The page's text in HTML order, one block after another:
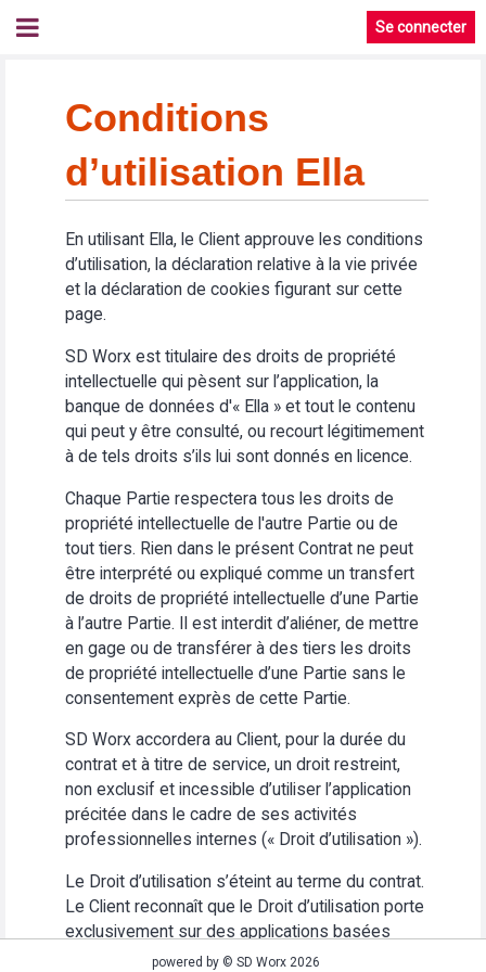
Se connecter
Conditions
d’utilisation Ella
En utilisant Ella, le Client approuve les conditions
d’utilisation, la déclaration relative à la vie privée
et la déclaration de cookies figurant sur cette
page.
SD Worx est titulaire des droits de propriété
intellectuelle qui pèsent sur l’application, la
banque de données d'« Ella » et tout le contenu
qui peut y être consulté, ou recourt légitimement
à de tels droits s’ils lui sont donnés en licence.
Chaque Partie respectera tous les droits de
propriété intellectuelle de l'autre Partie ou de
tout tiers. Rien dans le présent Contrat ne peut
être interprété ou expliqué comme un transfert
de droits de propriété intellectuelle d’une Partie
à l’autre Partie. Il est interdit d’aliéner, de mettre
en gage ou de transférer à des tiers les droits
de propriété intellectuelle d’une Partie sans le
consentement exprès de cette Partie.
SD Worx accordera au Client, pour la durée du
contrat et à titre de service, un droit restreint,
non exclusif et incessible d’utiliser l’application
précitée dans le cadre de ses activités
professionnelles internes (« Droit d’utilisation »).
Le Droit d’utilisation s’éteint au terme du contrat.
Le Client reconnaît que le Droit d’utilisation porte
exclusivement sur des applications basées
Web. Le Client s’abstiendra (i) d’utiliser
powered by © SD Worx 2026